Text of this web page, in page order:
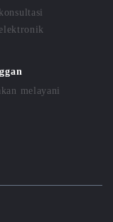
melayani